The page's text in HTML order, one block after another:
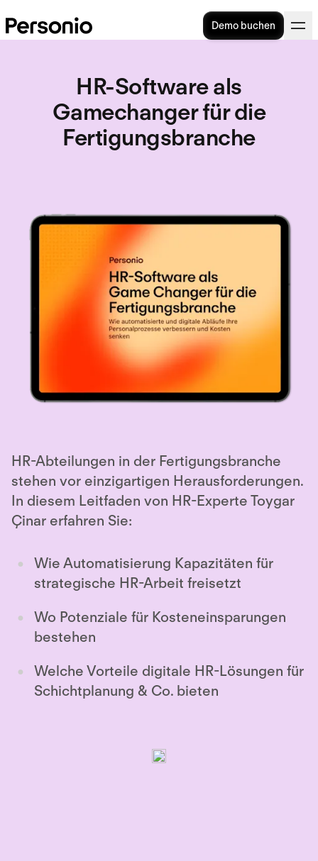
Demo buchen
HR-Software als
Gamechanger für die
Fertigungsbranche
HR-Abteilungen in der Fertigungsbranche
stehen vor einzigartigen Herausforderungen.
In diesem Leitfaden von HR-Experte Toygar
Çinar erfahren Sie:
Wie Automatisierung Kapazitäten für
strategische HR-Arbeit freisetzt
Wo Potenziale für Kosteneinsparungen
bestehen
Welche Vorteile digitale HR-Lösungen für
Schichtplanung & Co. bieten